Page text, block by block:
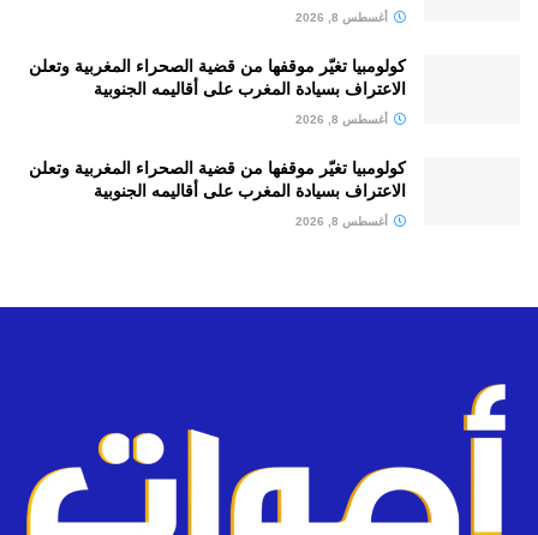
أغسطس 8, 2026
كولومبيا تغيّر موقفها من قضية الصحراء المغربية وتعلن
الاعتراف بسيادة المغرب على أقاليمه الجنوبية
أغسطس 8, 2026
كولومبيا تغيّر موقفها من قضية الصحراء المغربية وتعلن
الاعتراف بسيادة المغرب على أقاليمه الجنوبية
أغسطس 8, 2026